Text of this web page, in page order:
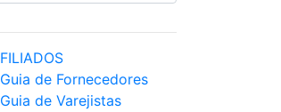
FILIADOS
Guia de Fornecedores
Guia de Varejistas